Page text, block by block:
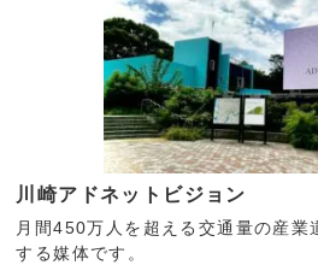
川崎アドネットビジョン
月間450万人を超える交通量の産業
する媒体です。